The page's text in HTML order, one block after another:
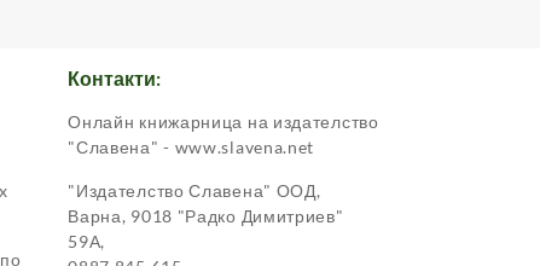
Контакти:
Онлайн книжарница на издателство
"Славена" - www.slavena.net
"Издателство Славена" ООД,
Варна, 9018 "Радко Димитриев"
59А,